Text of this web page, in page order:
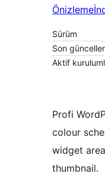
Önizleme
Sürüm
Son
Aktif
Profi
colour
widget
thumbnail.